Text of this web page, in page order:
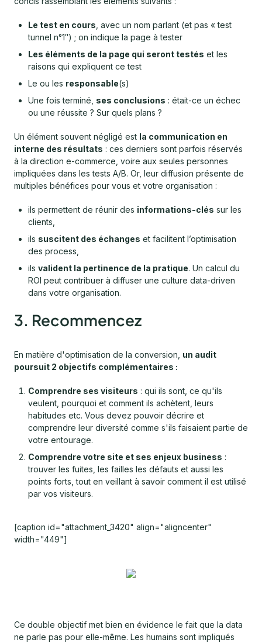
Le test en cours , avec un nom parlant (et pas « test
tunnel n°1″) ; on indique la page à tester
Les éléments de la page qui seront testés et les
raisons qui expliquent ce test
Le ou les responsable(s)
Une fois terminé, ses conclusions : était-ce un échec
ou une réussite ? Sur quels plans ?
Un élément souvent négligé est la communication en
interne des résultats : ces derniers sont parfois réservés
à la direction e-commerce, voire aux seules personnes
impliquées dans les tests A/B. Or, leur diffusion présente de
multiples bénéfices pour vous et votre organisation :
ils permettent de réunir des informations-clés sur les
clients,
ils suscitent des échanges et facilitent l’optimisation
des process,
ils valident la pertinence de la pratique. Un calcul du
ROI peut contribuer à diffuser une culture data-driven
dans votre organisation.
3. Recommencez
En matière d'optimisation de la conversion, un audit
poursuit 2 objectifs complémentaires :
Comprendre ses visiteurs : qui ils sont, ce qu'ils
veulent, pourquoi et comment ils achètent, leurs
habitudes etc. Vous devez pouvoir décrire et
comprendre leur diversité comme s'ils faisaient partie de
votre entourage.
Comprendre votre site et ses enjeux business :
trouver les fuites, les failles les défauts et aussi les
points forts, tout en veillant à savoir comment il est utilisé
par vos visiteurs.
[caption id="attachment_3420" align="aligncenter"
width="449"]
Ce double objectif met bien en évidence le fait que la data
ne parle pas pour elle-même. Les humains sont impliqués